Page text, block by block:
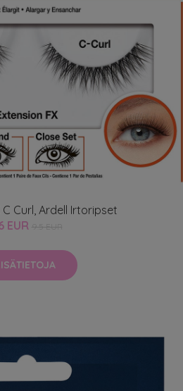
Curl, Ardell Irtoripset
EUR